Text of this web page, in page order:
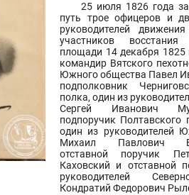
25 июля 1826 года
путь трое офицеров и
руководителей
участников
площади 14 декабря 1825
командир Вятского
Южного общества Павел
подполковник
полка, один из
Сергей Иванович
подпоручик Полтавского
один из руководителей
Михаил Павлович
отставной поручик
Каховский и отставной
руководителей
Кондратий Федорович